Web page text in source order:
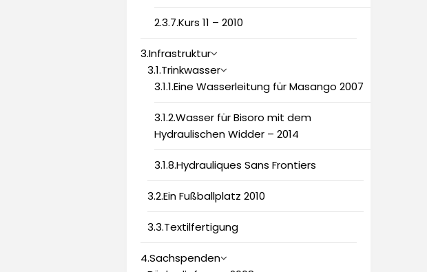
2.3.7.Kurs 11 – 2010
3.Infrastruktur
3.1.Trinkwasser
3.1.1.Eine Wasserleitung für Masango 2007
3.1.2.Wasser für Bisoro mit dem
Hydraulischen Widder – 2014
3.1.8.Hydrauliques Sans Frontiers
3.2.Ein Fußballplatz 2010
3.3.Textilfertigung
4.Sachspenden